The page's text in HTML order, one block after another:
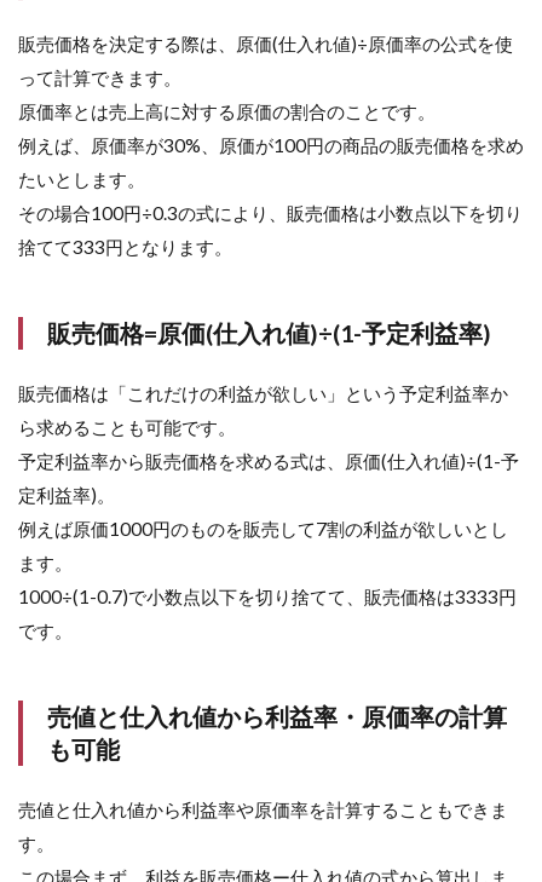
販売価格を決定する際は、原価(仕入れ値)÷原価率の公式を使
って計算できます。
原価率とは売上高に対する原価の割合のことです。
例えば、原価率が30%、原価が100円の商品の販売価格を求め
たいとします。
その場合100円÷0.3の式により、販売価格は小数点以下を切り
捨てて333円となります。
販売価格=原価(仕入れ値)÷(1-予定利益率)
販売価格は「これだけの利益が欲しい」という予定利益率か
ら求めることも可能です。
予定利益率から販売価格を求める式は、原価(仕入れ値)÷(1-予
定利益率)。
例えば原価1000円のものを販売して7割の利益が欲しいとし
ます。
1000÷(1-0.7)で小数点以下を切り捨てて、販売価格は3333円
です。
売値と仕入れ値から利益率・原価率の計算
も可能
売値と仕入れ値から利益率や原価率を計算することもできま
す。
この場合まず、利益を販売価格ー仕入れ値の式から算出しま